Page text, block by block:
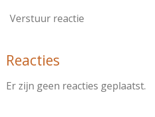
Verstuur reactie
Reacties
Er zijn geen reacties geplaatst.